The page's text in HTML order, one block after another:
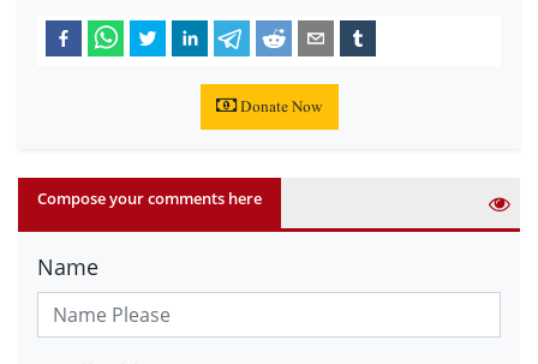
Donate Now
Compose your comments here
Name